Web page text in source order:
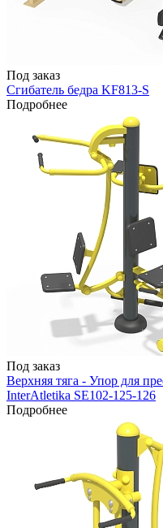
Под заказ
Сгибатель бедра KF813-S
Подробнее
Под заказ
Верхняя тяга - Упор для
InterAtletika SE102-125-126
Подробнее